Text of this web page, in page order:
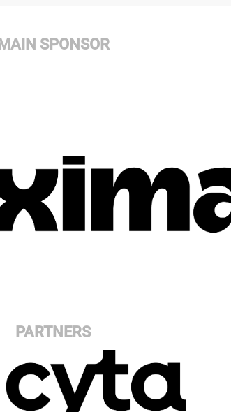
MAIN SPONSOR
PARTNERS